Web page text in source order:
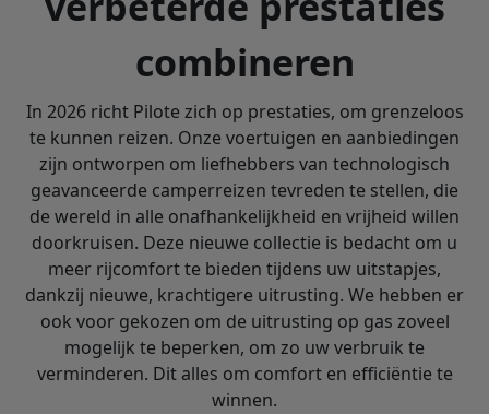
combineren
In 2026 richt Pilote zich op prestaties, om grenzeloos
te kunnen reizen. Onze voertuigen en aanbiedingen
zijn ontworpen om liefhebbers van technologisch
geavanceerde camperreizen tevreden te stellen, die
de wereld in alle onafhankelijkheid en vrijheid willen
doorkruisen. Deze nieuwe collectie is bedacht om u
meer rijcomfort te bieden tijdens uw uitstapjes,
dankzij nieuwe, krachtigere uitrusting. We hebben er
ook voor gekozen om de uitrusting op gas zoveel
mogelijk te beperken, om zo uw verbruik te
verminderen. Dit alles om comfort en efficiëntie te
winnen.